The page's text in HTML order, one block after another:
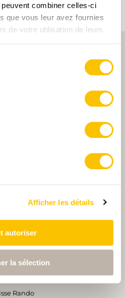
combiner celles-ci
que vous leur avez fournies
de votre utilisation de leurs
Afficher les détails
autoriser
la sélection
Rando